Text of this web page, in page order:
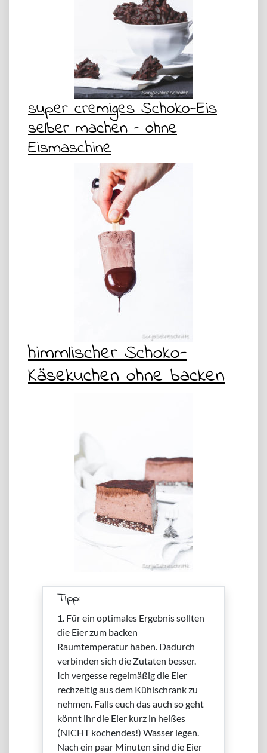
super cremiges Schoko-Eis
selber machen – ohne
Eismaschine
himmlischer Schoko-
Käsekuchen ohne backen
Tipp:
1. Für ein optimales Ergebnis sollten
die Eier zum backen
Raumtemperatur haben. Dadurch
verbinden sich die Zutaten besser.
Ich vergesse regelmäßig die Eier
rechzeitig aus dem Kühlschrank zu
nehmen. Falls euch das auch so geht
könnt ihr die Eier kurz in heißes
(NICHT kochendes!) Wasser legen.
Nach ein paar Minuten sind die Eier